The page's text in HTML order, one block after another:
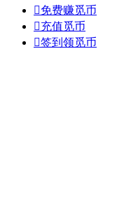
免费赚觅币
充值觅币
签到领觅币